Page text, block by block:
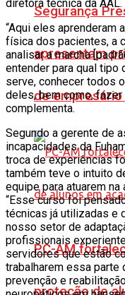
Segurança
apresentam
de
PC-AM
proteção de
diretora técnica da AAL.
“Aqui eles aprenderam
física dos pacientes, a
analisar a marcha
entender para qual tipo
serve, conhecer todos
deles, bem como,
complementa.
Segundo a gerente de
incapacidades da
troca de experiências
também teve o intuito
equipe para atuarem
“Esse curso foi
técnicas já utilizadas e
nosso setor de
profissionais
servidores que estão
trabalharem essa parte
prevenção e